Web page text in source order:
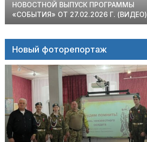
НОВОСТНОЙ ВЫПУСК ПРОГРАММЫ
«СОБЫТИЯ» ОТ 27.02.2026 Г. (ВИДЕО)
Новый фоторепортаж